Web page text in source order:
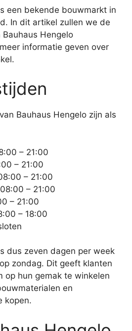
een bekende bouwmarkt in
In dit artikel zullen we de
Hengelo
informatie geven over
Bauhaus Hengelo zijn als
– 21:00
– 21:00
– 21:00
– 21:00
– 21:00
– 18:00
dus zeven dagen per week
zondag. Dit geeft klanten
op hun gemak te winkelen
en
kopen.